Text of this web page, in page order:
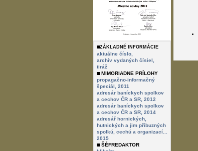
ZÁKLADNÉ INFORMÁCIE
aktuálne číslo,
archív vydaných čísiel,
tiráž
MIMORIADNE PRÍLOHY
propagačno-informačný
špeciál, 2011
adresár baníckych spolkov
a cechov ČR a SR, 2012
adresár baníckych spolkov
a cechov ČR a SR, 2014
adresář hornických,
hutnických a jim příbuzných
spolkú, cechú a organizací...
2015
ŠÉFREDAKTOR